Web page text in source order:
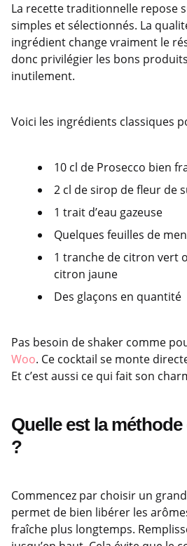
La recette traditionnelle repose
simples et sélectionnés. La
ingrédient change vraiment le
donc privilégier les bons
inutilement.
Voici les ingrédients classiques
10 cl de Prosecco bien
2 cl de sirop de fleur de
1 trait d’eau gazeuse
Quelques feuilles de
1 tranche de citron vert
citron jaune
Des glaçons en quantité
Pas besoin de shaker comme
Woo. Ce cocktail se monte
Et c’est aussi ce qui fait son
Quelle est la
?
Commencez par choisir un
permet de bien libérer les
fraîche plus longtemps.